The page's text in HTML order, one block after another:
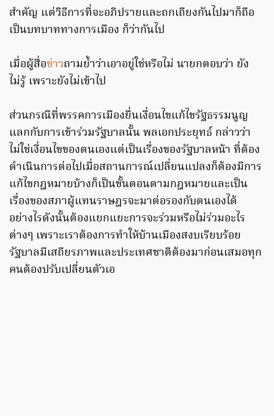
สำคัญ แต่วิธีการที่จะอภิปรายและถกเถียงกันไปมาก็ถือ
เป็นบทบาททางการเมือง ก็ว่ากันไป
เมื่อผู้สื่อข่าวถามย้ำว่าเอาอยู่ใช่หรือไม่ นายกตอบว่า ยัง
ไม่รู้ เพราะยังไม่เข้าไป
ส่วนกรณีที่พรรคการเมืองยื่นเงื่อนไขแก้ไขรัฐธรรมนูญ
แลกกับการเข้าร่วมรัฐบาลนั้น พลเอกประยุทธ์​ กล่าวว่า
ไม่ใช่เงื่อนไขของตนเองแต่เป็นเรื่องของรัฐบาลหน้า ที่ต้อง
ดำเนินการต่อไปเมื่อสถานการณ์เปลี่ยนแปลงก็ต้องมีการ
แก้ไขกฎหมายบ้างก็เป็นขั้นตอนตามกฎหมายและเป็น
เรื่องของสภาผู้แทนราษฎรจะมาต่อรองกับตนเองได้
อย่างไรดังนั้นต้องแยกแยะการจะร่วมหรือไม่ร่วมอะไร
ต่างๆ เพราะเราต้องการทำให้บ้านเมืองสงบเรียบร้อย
รัฐบาลมีเสถียรภาพและประเทศชาติต้องมาก่อนเสมอทุก
คนต้องปรับเปลี่ยนตัวเอ